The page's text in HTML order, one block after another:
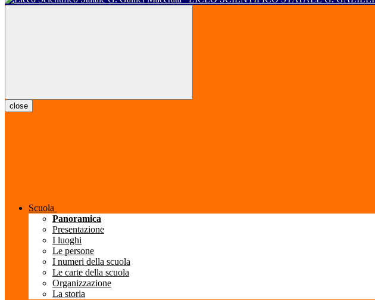
close
Scuola
Panoramica
Presentazione
I luoghi
Le persone
I numeri della scuola
Le carte della scuola
Organizzazione
La storia